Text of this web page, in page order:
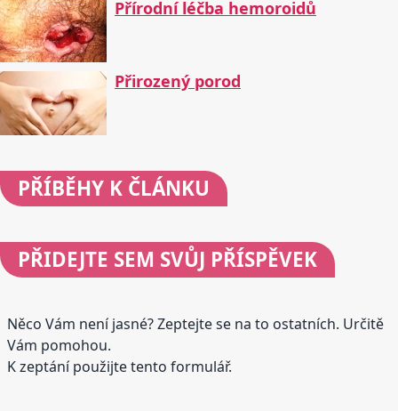
Přírodní léčba hemoroidů
Přirozený porod
PŘÍBĚHY K ČLÁNKU
PŘIDEJTE SEM SVŮJ PŘÍSPĚVEK
Něco Vám není jasné? Zeptejte se na to ostatních. Určitě
Vám pomohou.
K zeptání použijte tento formulář.